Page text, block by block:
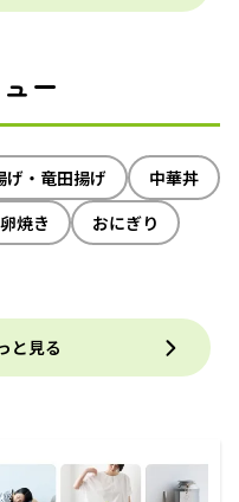
ー
げ・竜田揚げ
中華丼
卵焼き
おにぎり
と見る